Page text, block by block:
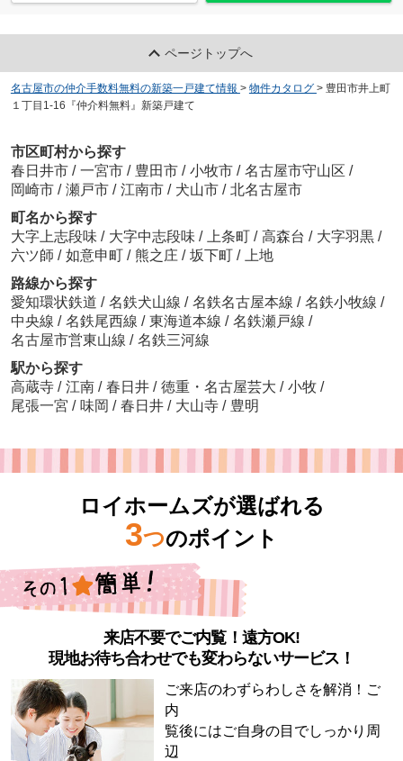
ページトップへ
名古屋市の仲介手数料無料の新築一戸建て情報 > 物件カタログ > 豊田市井上町
１丁目1-16『仲介料無料』新築戸建て
市区町村から探す
春日井市 / 一宮市 / 豊田市 / 小牧市 / 名古屋市守山区 /
岡崎市 / 瀬戸市 / 江南市 / 犬山市 / 北名古屋市
町名から探す
大字上志段味 / 大字中志段味 / 上条町 / 高森台 / 大字羽黒 /
六ツ師 / 如意申町 / 熊之庄 / 坂下町 /
上地
路線から探す
愛知環状鉄道 / 名鉄犬山線 / 名鉄名古屋本線 / 名鉄小牧線 /
中央線 / 名鉄尾西線 / 東海道本線 / 名鉄瀬戸線 /
名古屋市営東山線 / 名鉄三河線
駅から探す
高蔵寺 / 江南 / 春日井 / 徳重・名古屋芸大 / 小牧 /
尾張一宮 / 味岡 / 春日井 / 大山寺 / 豊明
ロイホームズが選ばれる
3つのポイント
来店不要でご内覧！遠方OK!
現地お待ち合わせでも変わらないサービス！
ご来店のわずらわしさを解消！ご
内
覧後にはご自身の目でしっかり周
辺